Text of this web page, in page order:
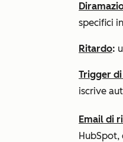
specifici
Ritardo:
Trigger
iscrive
Email di